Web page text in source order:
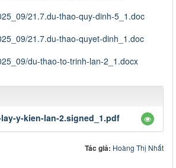
21.7.du-thao-quy-dinh-5_1.doc
21.7.du-thao-quyet-dinh_1.doc
du-thao-to-trinh-lan-2_1.docx
y-kien-lan-2.signed_1.pdf
Tác giả: Hoàng Thị Nhất